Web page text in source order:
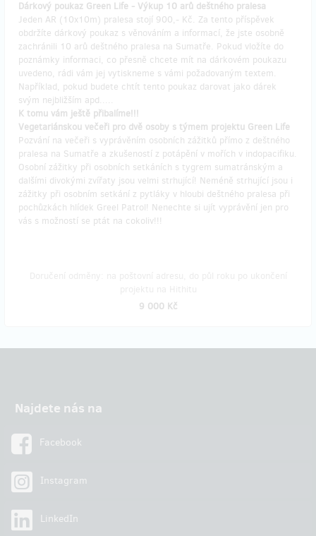
Dárkový poukaz Green Life - Výkup 10 arů deštného pralesa
Jeden AR (10x10m) pralesa stojí 900,- Kč. Za tento příspěvek
obdržíte dárkový poukaz s věnováním a informací, že jste osobně
zachránili 10 arů deštného pralesa na Sumatře. Pokud vložíte do
poznámky informaci, co přesně chcete mít na dárkovém poukazu
uvedeno, rádi vám jej vytiskneme s vámi požadovaným textem.
Například, pokud budete chtít tento poukaz darovat jako dárek
svým nejbližším apd.....
K tomu vám ještě přibalíme!!!
Vegetariánskou večeři pro dvě osoby s týmem projektu Green Life
Pozvání na večeři s vyprávěním osobních zážitků přímo z deštného
pralesa na Sumatře a zkušeností z potápění v mořích v indopacifiku.
Osobní zážitky při osobních setkáních s tygrem sumatránským a
dalšími divokými zvířaty jsou velmi strhující! Neméně strhující jsou i
zážitky při osobním setkání z pytláky v hloubi deštného pralesa při
pochůzkách hlídek Greel Patrol! Nenechte si ujít vyprávění jen pro
vás s možností se ptát na cokoliv!!!
9 000 Kč
Najdete nás na
Facebook
Instagram
LinkedIn